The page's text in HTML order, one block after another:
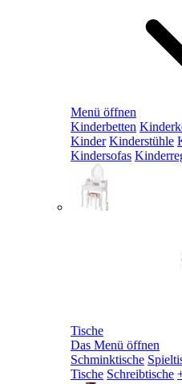
Menü öffnen
Kinderbetten
Kinder Kinderstühle
Kindersofas
Tische
Das Menü öffnen
Schminktische
Tische Schreibtische